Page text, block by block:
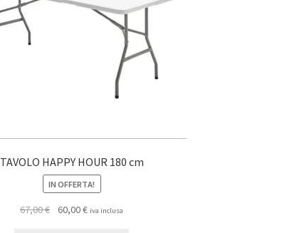
TAVOLO HAPPY HOUR 180 cm
IN OFFERTA!
67,00€ 60,00€Iliva inclusa